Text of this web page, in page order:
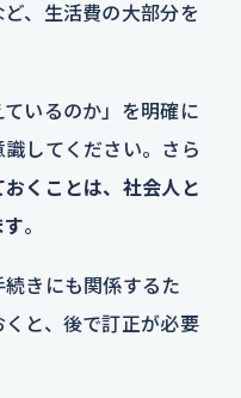
、生活費の大部分を
いるのか」を明確に
してください。さら
くことは、社会人と
。
きにも関係するた
と、後で訂正が必要